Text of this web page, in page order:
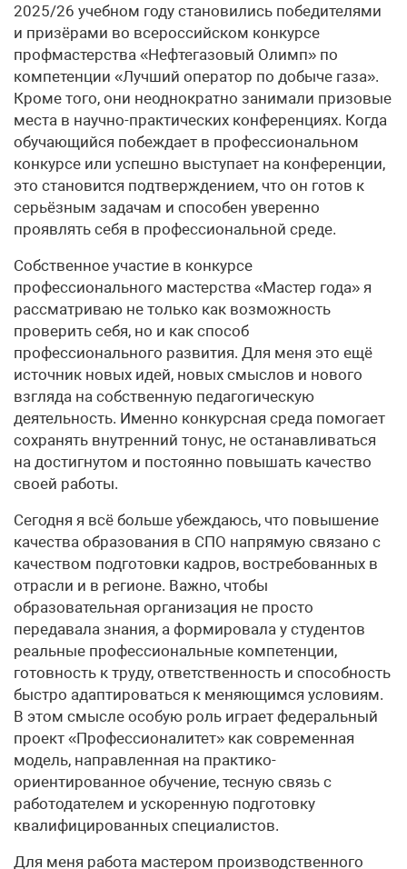
2025/26 учебном году становились победителями
и призёрами во всероссийском конкурсе
профмастерства «Нефтегазовый Олимп» по
компетенции «Лучший оператор по добыче газа».
Кроме того, они неоднократно занимали призовые
места в научно-практических конференциях. Когда
обучающийся побеждает в профессиональном
конкурсе или успешно выступает на конференции,
это становится подтверждением, что он готов к
серьёзным задачам и способен уверенно
проявлять себя в профессиональной среде.
Собственное участие в конкурсе
профессионального мастерства «Мастер года» я
рассматриваю не только как возможность
проверить себя, но и как способ
профессионального развития. Для меня это ещё
источник новых идей, новых смыслов и нового
взгляда на собственную педагогическую
деятельность. Именно конкурсная среда помогает
сохранять внутренний тонус, не останавливаться
на достигнутом и постоянно повышать качество
своей работы.
Сегодня я всё больше убеждаюсь, что повышение
качества образования в СПО напрямую связано с
качеством подготовки кадров, востребованных в
отрасли и в регионе. Важно, чтобы
образовательная организация не просто
передавала знания, а формировала у студентов
реальные профессиональные компетенции,
готовность к труду, ответственность и способность
быстро адаптироваться к меняющимся условиям.
В этом смысле особую роль играет федеральный
проект «Профессионалитет» как современная
модель, направленная на практико-
ориентированное обучение, тесную связь с
работодателем и ускоренную подготовку
квалифицированных специалистов.
Для меня работа мастером производственного